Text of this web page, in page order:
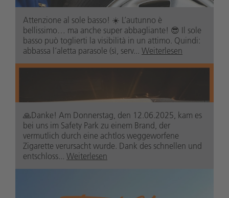
Attenzione al sole basso! ☀️ L’autunno è
bellissimo… ma anche super abbagliante! 😎 Il sole
basso può toglierti la visibilità in un attimo. Quindi:
abbassa l’aletta parasole (sì, serv... Weiterlesen
🙏Danke! Am Donnerstag, den 12.06.2025, kam es
bei uns im Safety Park zu einem Brand, der
vermutlich durch eine achtlos weggeworfene
Zigarette verursacht wurde. Dank des schnellen und
entschloss... Weiterlesen